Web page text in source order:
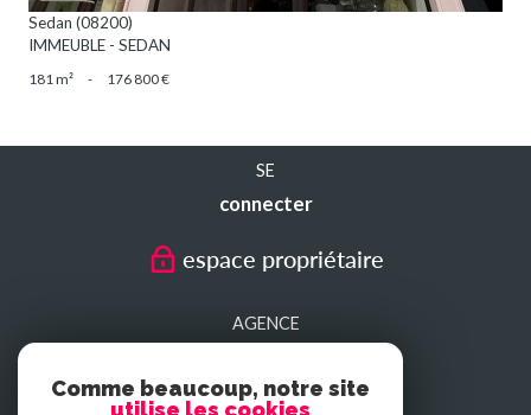
Sedan (08200)
IMMEUBLE - SEDAN
181 m² - 176 800 €
SE
connecter
espace propriétaire
AGENCE
Comme beaucoup, notre site
utilise les cookies